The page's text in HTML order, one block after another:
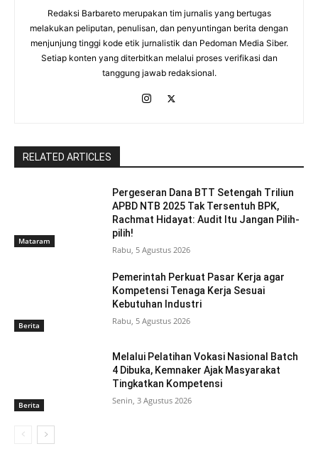
Redaksi Barbareto merupakan tim jurnalis yang bertugas
melakukan peliputan, penulisan, dan penyuntingan berita dengan
menjunjung tinggi kode etik jurnalistik dan Pedoman Media Siber.
Setiap konten yang diterbitkan melalui proses verifikasi dan
tanggung jawab redaksional.
RELATED ARTICLES
Mataram
Pergeseran Dana BTT Setengah Triliun
APBD NTB 2025 Tak Tersentuh BPK,
Rachmat Hidayat: Audit Itu Jangan Pilih-
pilih!
Rabu, 5 Agustus 2026
Berita
Pemerintah Perkuat Pasar Kerja agar
Kompetensi Tenaga Kerja Sesuai
Kebutuhan Industri
Rabu, 5 Agustus 2026
Berita
Melalui Pelatihan Vokasi Nasional Batch
4 Dibuka, Kemnaker Ajak Masyarakat
Tingkatkan Kompetensi
Senin, 3 Agustus 2026